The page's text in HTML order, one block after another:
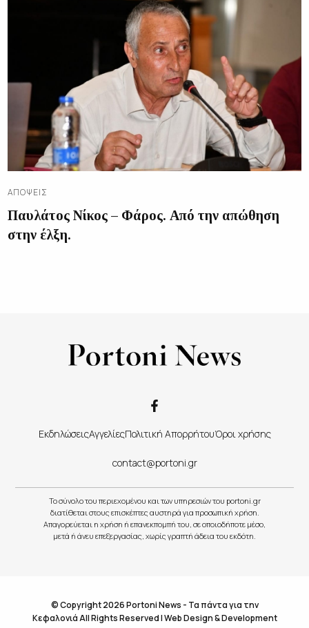
ΑΠΌΨΕΙΣ
Παυλάτος Νίκος – Φάρος. Από την απώθηση
στην έλξη.
ΕκδηλώσειςΑγγελίεςΠολιτική ΑπορρήτουΌροι χρήσης
contact@portoni.gr
Το σύνολο του περιεχομένου και των υπηρεσιών του portoni.gr
διατίθεται στους επισκέπτες αυστηρά για προσωπική χρήση.
Απαγορεύεται η χρήση ή επανεκπομπή του, σε οποιοδήποτε μέσο,
μετά ή άνευ επεξεργασίας, χωρίς γραπτή άδεια του εκδότη.
© Copyright 2026 Portoni News - Τα πάντα για την
Κεφαλονιά All Rights Reserved |Web Design & Development